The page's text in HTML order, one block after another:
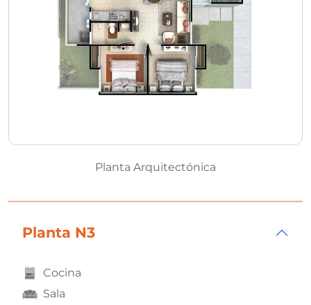
Planta Arquitectónica
Planta N3
Cocina
Sala